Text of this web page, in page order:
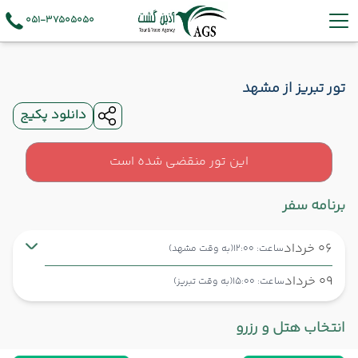
051-37505050
تور تبریز از مشهد
دانلود پکیج
این تور منقضی شده است
برنامه سفر
06 خرداد ساعت: 12:00 (به وقت مشهد)
09 خرداد ساعت: 15:00 (به وقت تبریز)
شروع سفر مشهد ,
انتخاب هتل و رزرو